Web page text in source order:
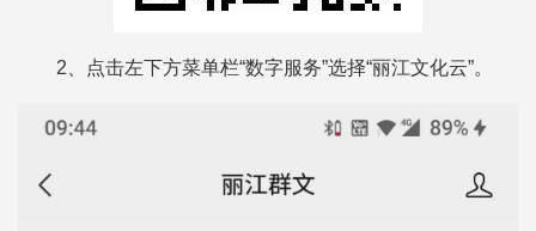
2、点击左下方菜单栏“数字服务”选择“丽江文化云”。